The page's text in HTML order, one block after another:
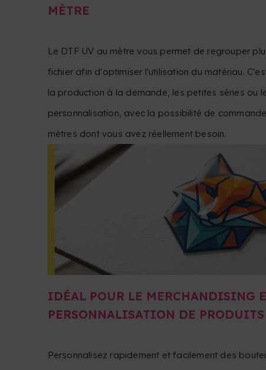
MÈTRE
Le DTF UV au mètre vous permet de regrouper
fichier afin d'optimiser l'utilisation du matériau.
la production à la demande, les petites séries ou
personnalisation, avec la possibilité de
mètres dont vous avez réellement besoin.
IDÉAL POUR LE MERCHANDISING
PERSONNALISATION DE PRODUITS
Personnalisez rapidement et facilement des